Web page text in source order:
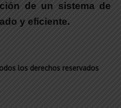
de un sistema de
y eficiente.
los derechos reservados